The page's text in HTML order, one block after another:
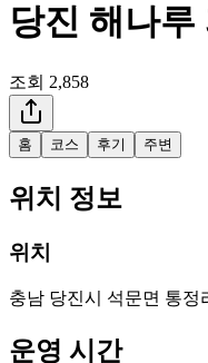
당진 해나
조회 2,858
홈 코스 후기 주변
위치 정보
위치
충남 당진시 석문면 통정
운영 시간